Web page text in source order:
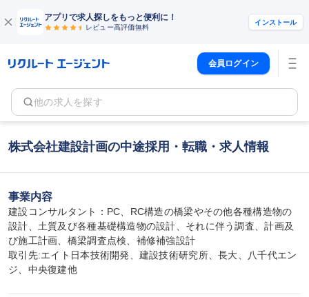
アプリで求人探しをもっと便利に！
レビュー高評価無料
インストール
会員ログイン
他の求人を探す
株式会社建設計画の中途採用・転職・求人情報
事業内容
建設コンサルタント：PC、RC構造の橋梁やその他各種構造物の
設計、土質及び各種基礎構造物の設計、それに伴う調査、計画及
び施工計画、橋梁調査点検、補修補強設計
取引先:エイト日本技術開発、建設技術研究所、長大、八千代エン
ジ、中央復建他